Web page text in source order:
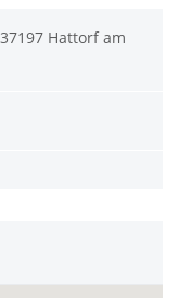
Hattorf am